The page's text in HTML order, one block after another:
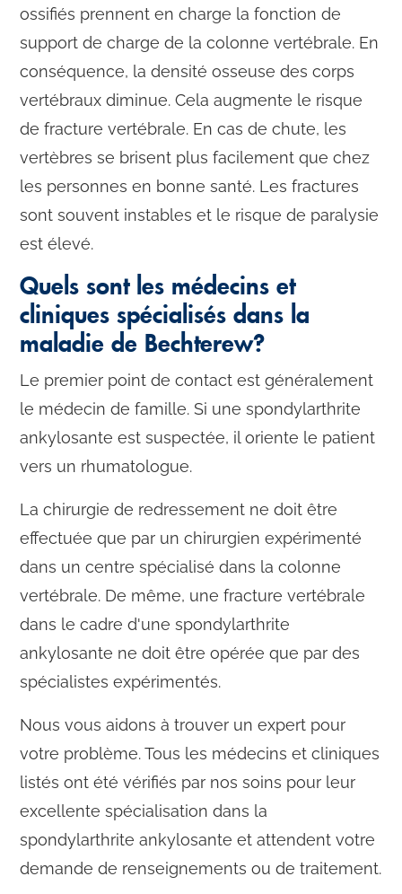
ossifiés prennent en charge la fonction de
support de charge de la colonne vertébrale. En
conséquence, la densité osseuse des corps
vertébraux diminue. Cela augmente le risque
de fracture vertébrale. En cas de chute, les
vertèbres se brisent plus facilement que chez
les personnes en bonne santé. Les fractures
sont souvent instables et le risque de paralysie
est élevé.
Quels sont les médecins et
cliniques spécialisés dans la
maladie de Bechterew?
Le premier point de contact est généralement
le médecin de famille. Si une spondylarthrite
ankylosante est suspectée, il oriente le patient
vers un rhumatologue.
La chirurgie de redressement ne doit être
effectuée que par un chirurgien expérimenté
dans un centre spécialisé dans la colonne
vertébrale. De même, une fracture vertébrale
dans le cadre d'une spondylarthrite
ankylosante ne doit être opérée que par des
spécialistes expérimentés.
Nous vous aidons à trouver un expert pour
votre problème. Tous les médecins et cliniques
listés ont été vérifiés par nos soins pour leur
excellente spécialisation dans la
spondylarthrite ankylosante et attendent votre
demande de renseignements ou de traitement.